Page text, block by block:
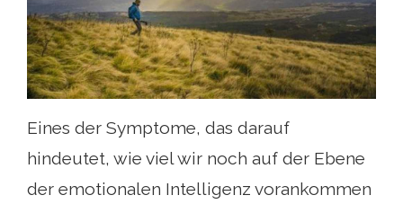
Eines der Symptome, das darauf
hindeutet, wie viel wir noch auf der Ebene
der emotionalen Intelligenz vorankommen